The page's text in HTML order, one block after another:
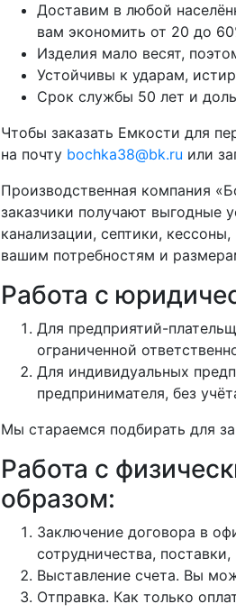
Доставим в любой
вам экономить от 20 до
Изделия мало весят,
Устойчивы к ударам,
Срок службы 50 лет и
Чтобы заказать Емкости для
на почту bochka38@bk.ru или
Производственная компания
заказчики получают выгодные
канализации, септики,
вашим потребностям и
Работа с
Для предприятий-
ограниченной
Для индивидуальных
предпринимателя, без
Мы стараемся подбирать для
Работа с
образом:
Заключение договора в
сотрудничества,
Выставление счета. Вы
Отправка. Как только